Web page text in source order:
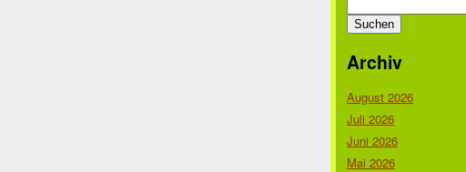
nach:
Archiv
August 2026
Juli 2026
Juni 2026
Mai 2026